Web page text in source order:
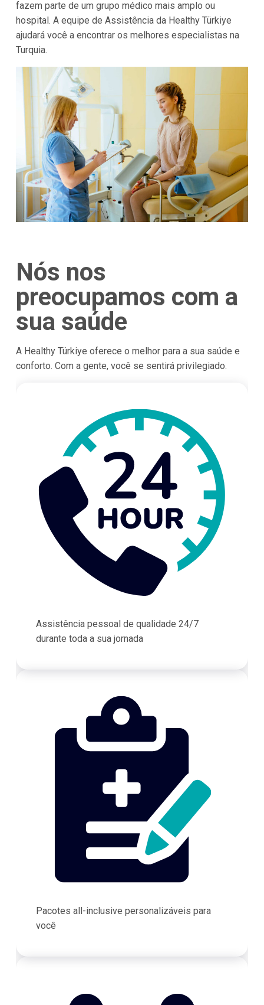
fazem parte de um grupo médico mais amplo ou
hospital. A equipe de Assistência da Healthy Türkiye
ajudará você a encontrar os melhores especialistas na
Turquia.
Nós nos
preocupamos com a
sua saúde
A Healthy Türkiye oferece o melhor para a sua saúde e
conforto. Com a gente, você se sentirá privilegiado.
Assistência pessoal de qualidade 24/7
durante toda a sua jornada
Pacotes all-inclusive personalizáveis para
você